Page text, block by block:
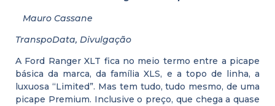
Mauro Cassane
TranspoData, Divulgação
A Ford Ranger XLT fica no meio termo entre a picape
básica da marca, da família XLS, e a topo de linha, a
luxuosa “Limited”. Mas tem tudo, tudo mesmo, de uma
picape Premium. Inclusive o preço, que chega a quase